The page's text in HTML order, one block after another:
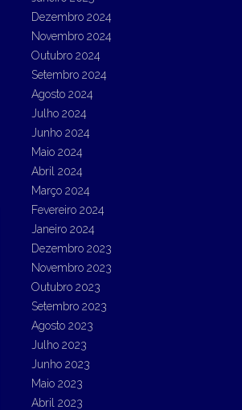
Dezembro 2024
Novembro 2024
Outubro 2024
Setembro 2024
Agosto 2024
Julho 2024
Junho 2024
Maio 2024
Abril 2024
Março 2024
Fevereiro 2024
Janeiro 2024
Dezembro 2023
Novembro 2023
Outubro 2023
Setembro 2023
Agosto 2023
Julho 2023
Junho 2023
Maio 2023
Abril 2023